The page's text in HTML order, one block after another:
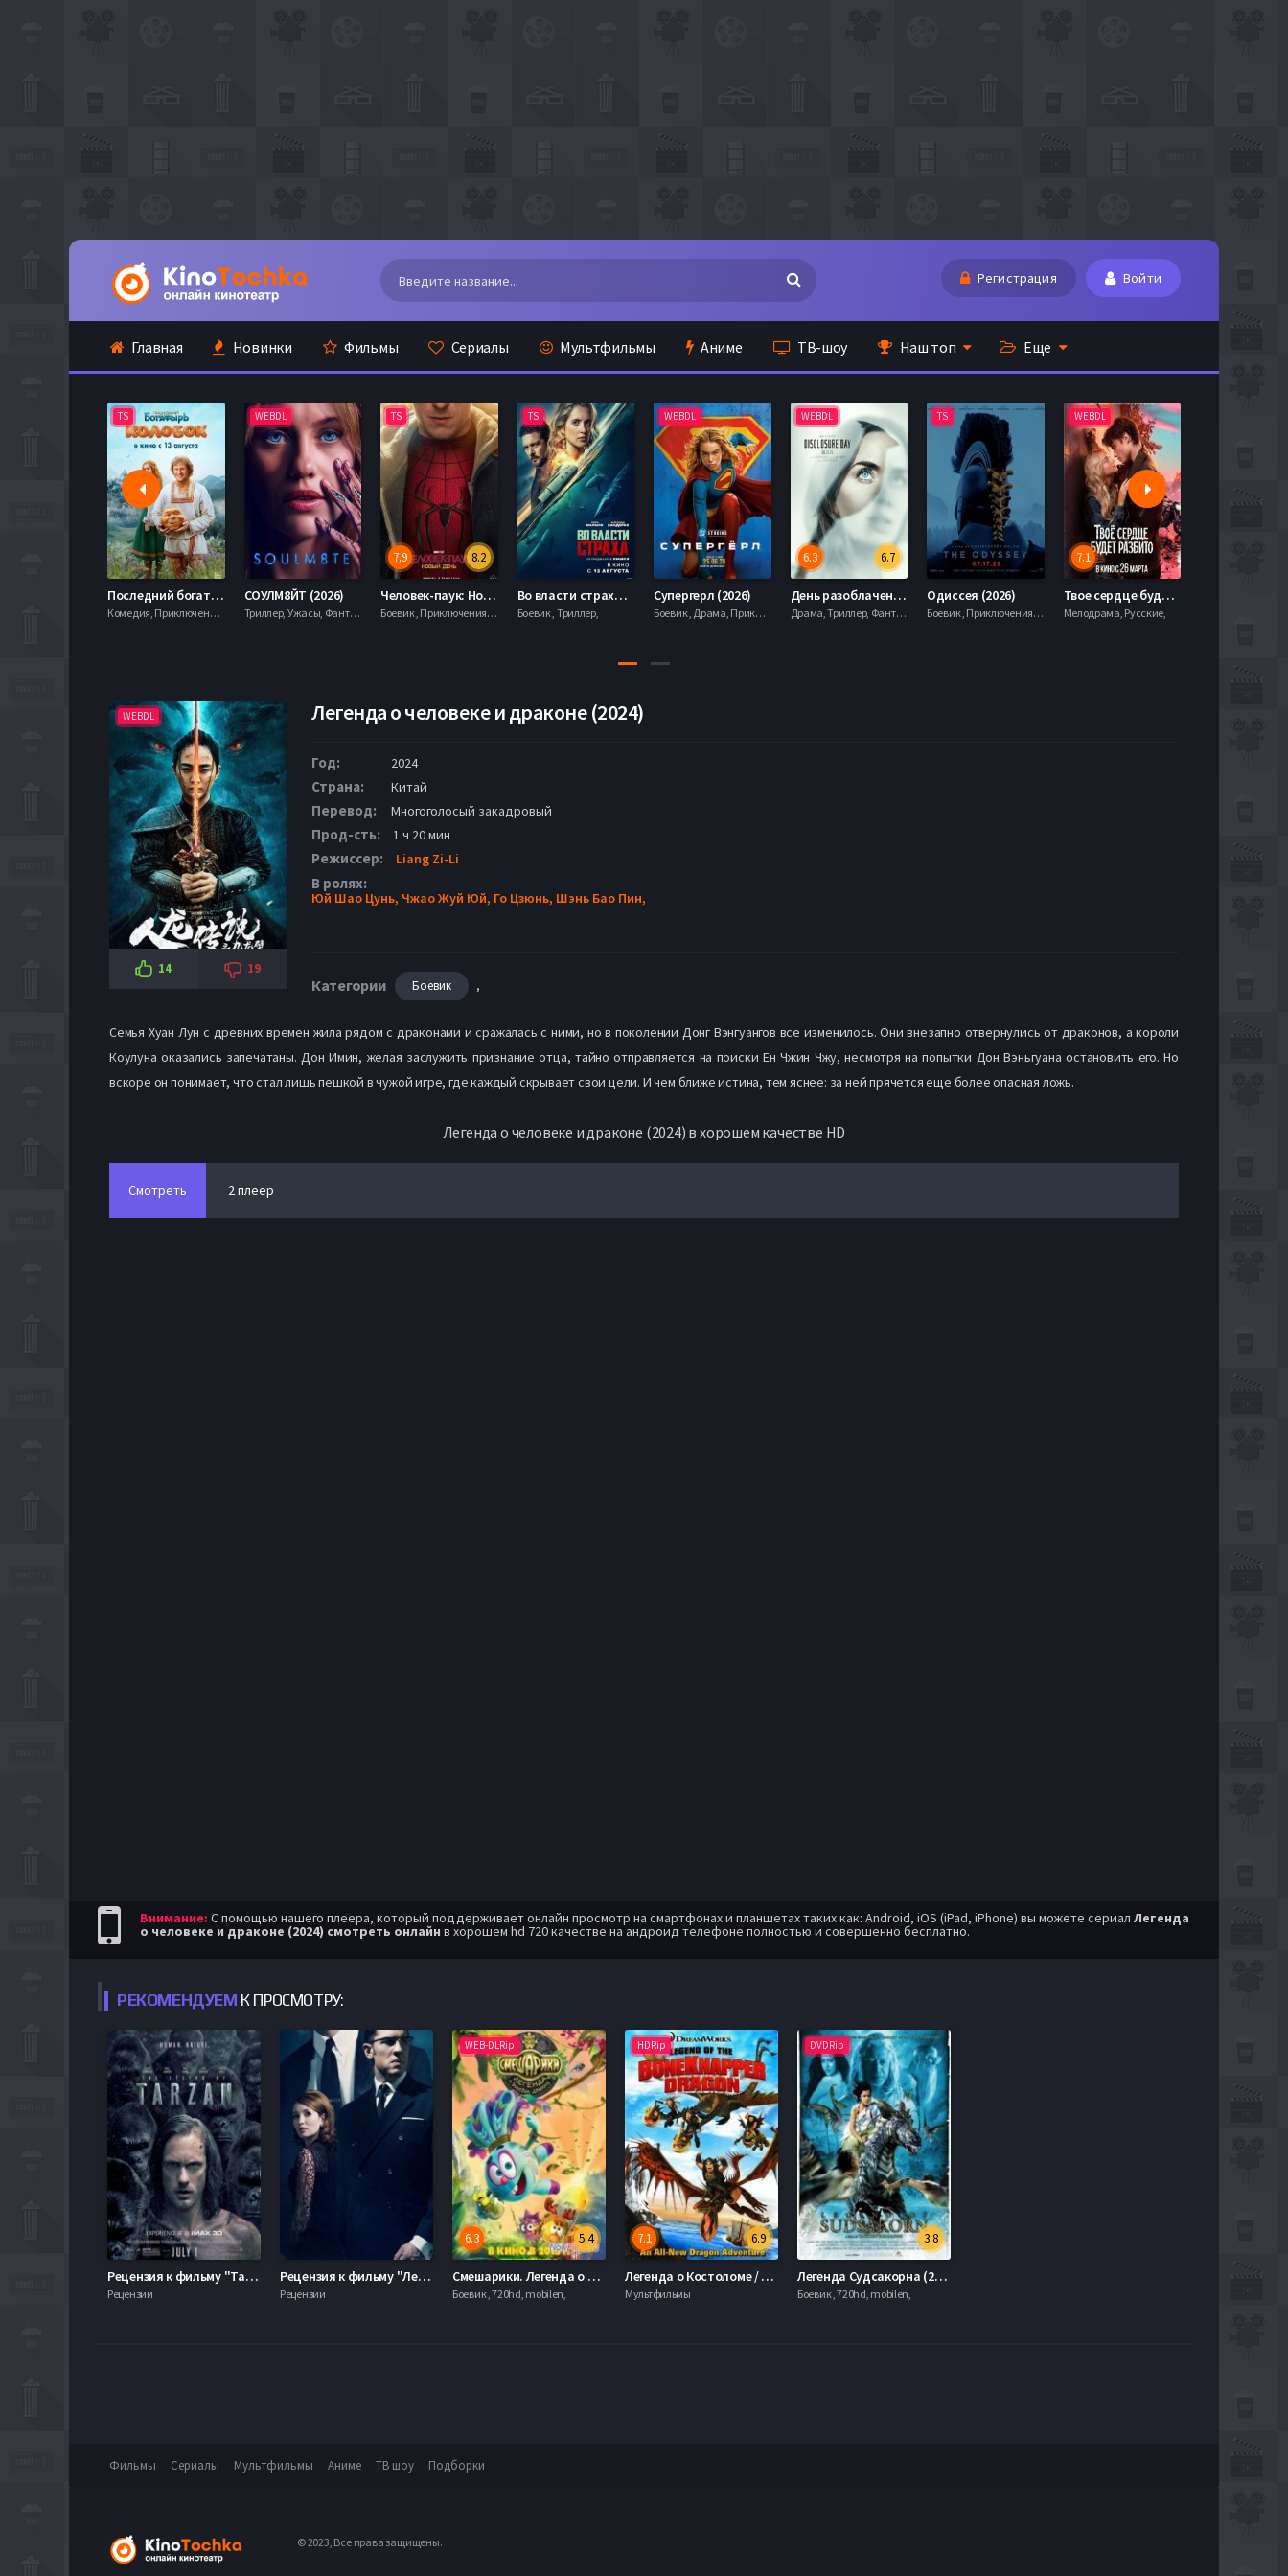
Регистрация Войти
Главная Новинки Фильмы Сериалы Мультфильмы Аниме ТВ-шоу Наш топ Еще
TS
Последний богатырь. Колобок (2026)
Комедия, Приключения, Фэнтези,
WEBDL
СОУЛМ8ЙТ (2026)
Триллер, Ужасы, Фантастика,
TS
8.2
7.9
Человек-паук: Новый день (2026)
Боевик , Приключения, Фантастика, Фэнтези,
TS
Во власти страха (2026)
Боевик , Триллер,
WEBDL
Супергерл (2026)
Боевик , Драма, Приключения, Фантастика,
WEBDL
6.7
6.3
День разоблачения (2026)
Драма, Триллер, Фантастика,
TS
Одиссея (2026)
Боевик , Приключения, Фэнтези,
WEBDL
7.1
Твое сердце будет разбито (2026)
Мелодрама, Русские,
WEBDL
14 19
Легенда о человеке и драконе (2024)
Год: 2024
Страна: Китай
Перевод: Многоголосый закадровый
Прод-сть: 1 ч 20 мин
Режиссер: Liang Zi-Li
В ролях:
Юй Шао Цунь, Чжао Жуй Юй, Го Цзюнь, Шэнь Бао Пин,
Категории Боевик ,
Семья Хуан Лун с древних времен жила рядом с драконами и сражалась с ними, но в поколении Донг Вэнгуангов все изменилось. Они внезапно отвернулись от драконов, а короли
Коулуна оказались запечатаны. Дон Имин, желая заслужить признание отца, тайно отправляется на поиски Ен Чжин Чжу, несмотря на попытки Дон Вэньгуана остановить его. Но
вскоре он понимает, что стал лишь пешкой в чужой игре, где каждый скрывает свои цели. И чем ближе истина, тем яснее: за ней прячется еще более опасная ложь.
Легенда о человеке и драконе (2024) в хорошем качестве HD
Смотреть 2 плеер
Внимание: С помощью нашего плеера, который поддерживает онлайн просмотр на смартфонах и планшетах таких как: Android, iOS (iPad, iPhone) вы можете сериал Легенда
о человеке и драконе (2024) смотреть онлайн в хорошем hd 720 качестве на андроид телефоне полностью и совершенно бесплатно.
РЕКОМЕНДУЕМ К ПРОСМОТРУ:
Рецензия к фильму "Тарзан. Легенда" 2016
Рецензии
Рецензия к фильму "Легенда" 2015
Рецензии
WEB-DLRip
5.4
6.3
Смешарики. Легенда о золотом драконе (2016)
Боевик , 720hd, mobilen,
HDRip
6.9
7.1
Легенда о Костоломе / Легенда о Костяном Драконе / Легенда о Костобое (2010)
Мультфильмы
DVDRip
3.8
Легенда Судсакорна (2006)
Боевик , 720hd, mobilen,
Фильмы Сериалы Мультфильмы Аниме ТВ шоу Подборки
© 2023, Все права защищены.